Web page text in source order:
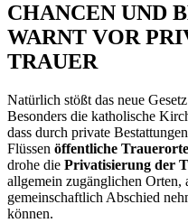
CHANCEN UND
WARNT VOR
TRAUER
Natürlich stößt das neue
Besonders die katholische
dass durch private
Flüssen öffentliche
drohe die Privatisierung der
allgemein zugänglichen Orten,
gemeinschaftlich Abschied
können.